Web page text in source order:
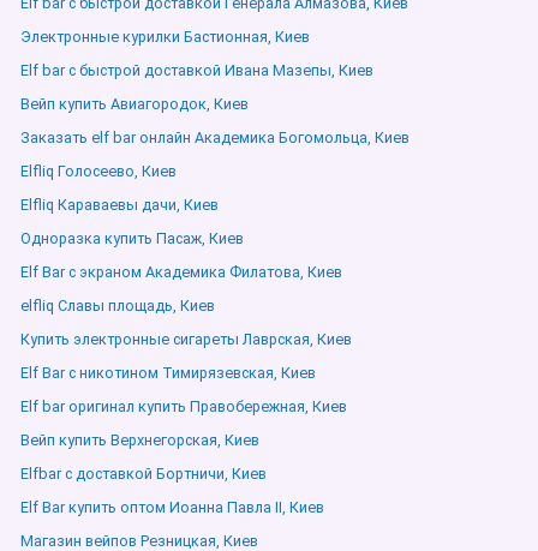
Электронные курилки Бастионная, Киев
Elf bar с быстрой доставкой Ивана Мазепы, Киев
Вейп купить Авиагородок, Киев
Заказать elf bar онлайн Академика Богомольца, Киев
Elfliq Голосеево, Киев
Elfliq Караваевы дачи, Киев
Одноразка купить Пасаж, Киев
Elf Bar с экраном Академика Филатова, Киев
elfliq Славы площадь, Киев
Купить электронные сигареты Лаврская, Киев
Elf Bar с никотином Тимирязевская, Киев
Elf bar оригинал купить Правобережная, Киев
Вейп купить Верхнегорская, Киев
Elfbar с доставкой Бортничи, Киев
Elf Bar купить оптом Иоанна Павла ІІ, Киев
Магазин вейпов Резницкая, Киев